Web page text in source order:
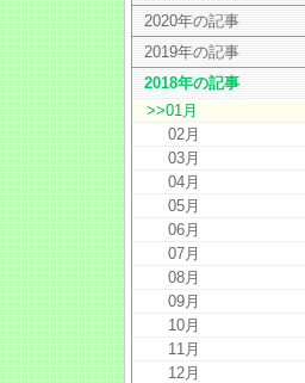
2020年の記事
2019年の記事
2018年の記事
>>01月
02月
03月
04月
05月
06月
07月
08月
09月
10月
11月
12月